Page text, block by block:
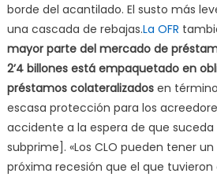
borde del acantilado. El susto más
una cascada de rebajas.La OFR
mayor parte del mercado de
2’4 billones está empaquetado en
préstamos colateralizadosen
escasa protección para los
accidente a la espera de que
subprime]. «Los CLO pueden tener
próxima recesión que el que tuvieron